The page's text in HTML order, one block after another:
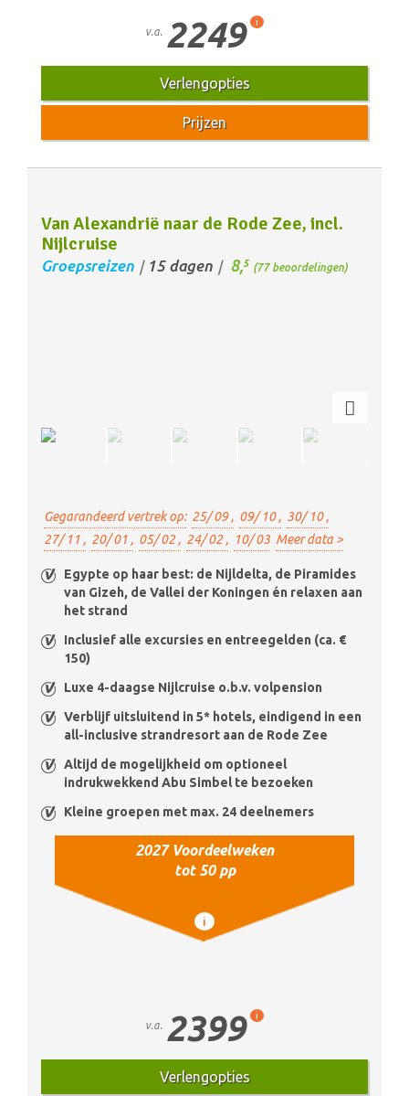
v.a. 2249 i
Verlengopties
Prijzen
Van Alexandrië naar de Rode Zee, incl.
Nijlcruise
Groepsreizen / 15 dagen / 8,5 (77 beoordelingen)
Gegarandeerd vertrek op: 25/ 09 , 09/ 10 , 30/ 10 ,
27/ 11 , 20/ 01 , 05/ 02 , 24/ 02 , 10/ 03 Meer data >
Egypte op haar best: de Nijldelta, de Piramides
van Gizeh, de Vallei der Koningen én relaxen aan
het strand
Inclusief alle excursies en entreegelden (ca. €
150)
Luxe 4-daagse Nijlcruise o.b.v. volpension
Verblijf uitsluitend in 5* hotels, eindigend in een
all-inclusive strandresort aan de Rode Zee
Altijd de mogelijkheid om optioneel
indrukwekkend Abu Simbel te bezoeken
Kleine groepen met max. 24 deelnemers
2027 Voordeelweken
tot 50 pp
i
v.a. 2399 i
Verlengopties